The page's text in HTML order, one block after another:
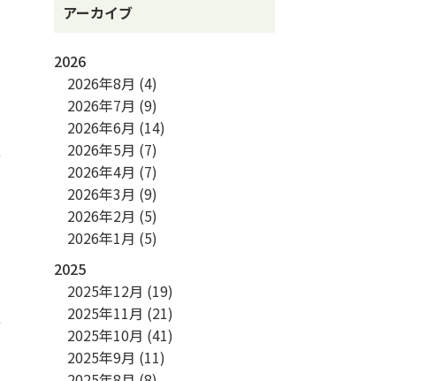
アーカイブ
2026
2026年8月 (4)
2026年7月 (9)
2026年6月 (14)
2026年5月 (7)
2026年4月 (7)
2026年3月 (9)
2026年2月 (5)
2026年1月 (5)
2025
2025年12月 (19)
2025年11月 (21)
2025年10月 (41)
2025年9月 (11)